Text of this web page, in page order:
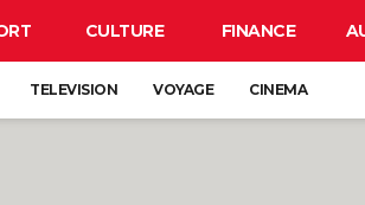
CULTURE FINANCE
TELEVISION VOYAGE CINEMA